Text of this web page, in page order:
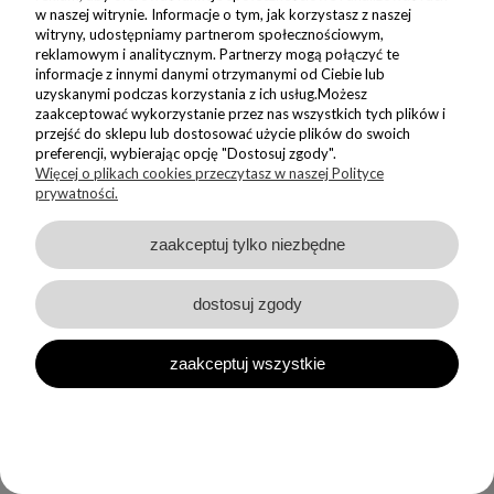
SKONTAKTUJ SIĘ Z NAMI
OBSŁUGA KLIENTA
INFORMACJE
OBSERWUJ NAS NA INSTAGRAMIE
NEWSLETTER
Dołącz do nas i zyskaj 5% zniżki na Twoje pierwsze Nadzwyczajne
zakupy
w naszej witrynie. Informacje o tym, jak korzystasz z naszej
witryny, udostępniamy partnerom społecznościowym,
reklamowym i analitycznym. Partnerzy mogą połączyć te
informacje z innymi danymi otrzymanymi od Ciebie lub
uzyskanymi podczas korzystania z ich usług.Możesz
zaakceptować wykorzystanie przez nas wszystkich tych plików i
przejść do sklepu lub dostosować użycie plików do swoich
preferencji, wybierając opcję "Dostosuj zgody".
Więcej o plikach cookies przeczytasz w naszej Polityce
prywatności.
zaakceptuj tylko niezbędne
dostosuj zgody
zaakceptuj wszystkie